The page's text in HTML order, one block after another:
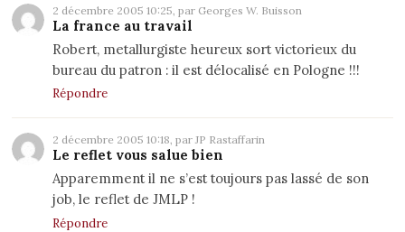
2 décembre 2005 10:25, par Georges W. Buisson
La france au travail
Robert, metallurgiste heureux sort victorieux du
bureau du patron : il est délocalisé en Pologne !!!
Répondre
2 décembre 2005 10:18, par JP Rastaffarin
Le reflet vous salue bien
Apparemment il ne s’est toujours pas lassé de son
job, le reflet de JMLP !
Répondre